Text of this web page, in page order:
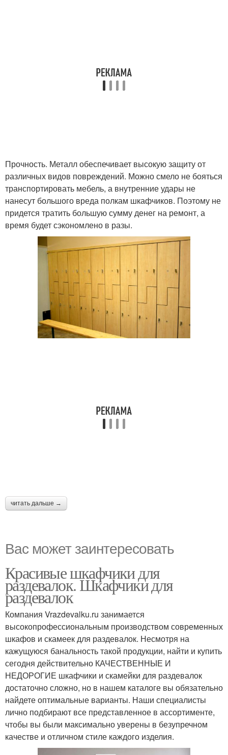
Прочность. Металл обеспечивает высокую защиту от
различных видов повреждений. Можно смело не бояться
транспортировать мебель, а внутренние удары не
нанесут большого вреда полкам шкафчиков. Поэтому не
придется тратить большую сумму денег на ремонт, а
время будет сэкономлено в разы.
читать дальше →
Вас может заинтересовать
Красивые шкафчики для
раздевалок. Шкафчики для
раздевалок
Компания Vrazdevalku.ru занимается
высокопрофессиональным производством современных
шкафов и скамеек для раздевалок. Несмотря на
кажущуюся банальность такой продукции, найти и купить
сегодня действительно КАЧЕСТВЕННЫЕ И
НЕДОРОГИЕ шкафчики и скамейки для раздевалок
достаточно сложно, но в нашем каталоге вы обязательно
найдете оптимальные варианты. Наши специалисты
лично подбирают все представленное в ассортименте,
чтобы вы были максимально уверены в безупречном
качестве и отличном стиле каждого изделия.